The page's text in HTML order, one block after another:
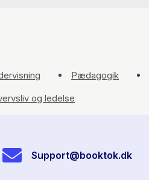
Pædagogik
og ledelse
Support@booktok.dk